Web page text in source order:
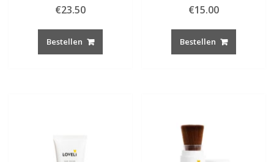
€23.50
Bestellen
€15.00
Bestellen